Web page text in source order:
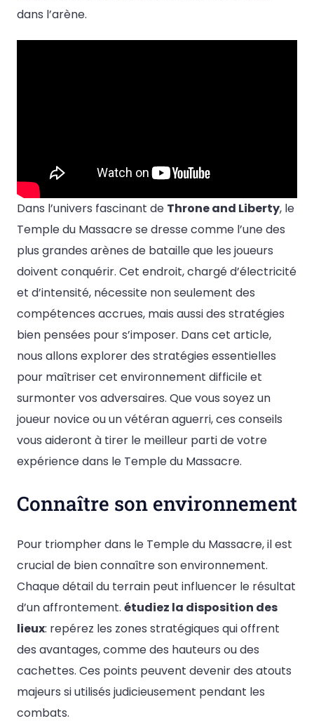
dans l’arène.
Dans l’univers fascinant de Throne and Liberty, le
Temple du Massacre se dresse comme l’une des
plus grandes arènes de bataille que les joueurs
doivent conquérir. Cet endroit, chargé d’électricité
et d’intensité, nécessite non seulement des
compétences accrues, mais aussi des stratégies
bien pensées pour s’imposer. Dans cet article,
nous allons explorer des stratégies essentielles
pour maîtriser cet environnement difficile et
surmonter vos adversaires. Que vous soyez un
joueur novice ou un vétéran aguerri, ces conseils
vous aideront à tirer le meilleur parti de votre
expérience dans le Temple du Massacre.
Connaître son environnement
Pour triompher dans le Temple du Massacre, il est
crucial de bien connaître son environnement.
Chaque détail du terrain peut influencer le résultat
d’un affrontement. étudiez la disposition des
lieux: repérez les zones stratégiques qui offrent
des avantages, comme des hauteurs ou des
cachettes. Ces points peuvent devenir des atouts
majeurs si utilisés judicieusement pendant les
combats.